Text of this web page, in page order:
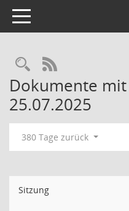
Toggle navigation
RSS-Feed
Dokumente
25.07.2025
380 Tage zurück
Sitzung